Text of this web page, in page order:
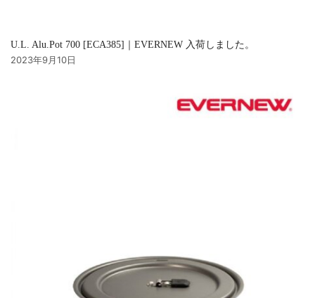
U.L. Alu.Pot 700 [ECA385]｜EVERNEW 入荷しました。
2023年9月10日